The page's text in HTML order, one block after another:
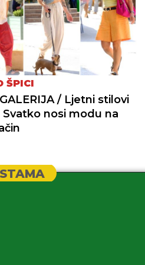
ŠPICI
/ Ljetni stilovi
Svatko nosi modu na